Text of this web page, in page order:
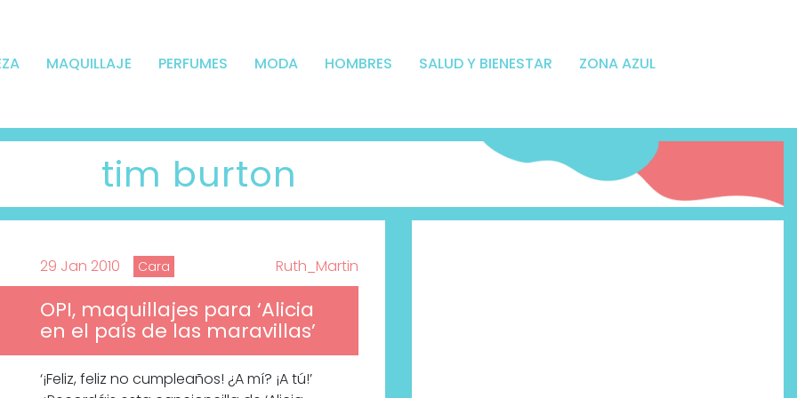
MAQUILLAJE PERFUMES MODA HOMBRES SALUD Y BIENESTAR ZONA AZUL
tim burton
29 Jan 2010 Cara Ruth_Martin
OPI, maquillajes para ‘Alicia
en el país de las maravillas’
‘¡Feliz, feliz no cumpleaños! ¿A mí? ¡A tú!’